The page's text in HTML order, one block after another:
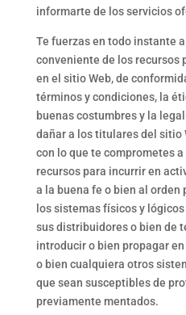
informarte de los servicios
Te fuerzas en todo instante
conveniente de los recursos
en el sitio Web, de
términos y condiciones, la
buenas costumbres y la
dañar a los titulares del sitio
con lo que te comprometes
recursos para incurrir en
a la buena fe o bien al orden
los sistemas físicos y
sus distribuidores o bien de
introducir o bien propagar
o bien cualquiera otros
que sean susceptibles de
previamente mentados.